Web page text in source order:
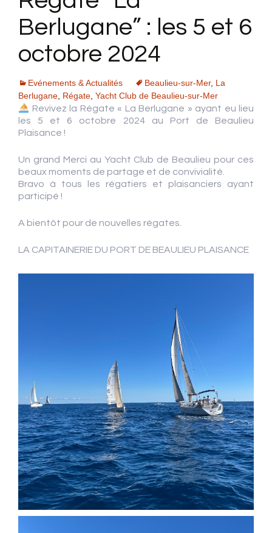
Berlugane” : les 5 et 6
octobre 2024
Evénements & Actualités Beaulieu-sur-Mer, La
Berlugane Régate Yacht Club de Beaulieu-sur-Mer
Revivez la Régate « La Berlugane » ayant eu lieu
les 5 et 6 octobre 2024 au Port de Beaulieu
Plaisance !
Un grand Merci au Yacht Club de Beaulieu pour ces
beaux moments de partage et de convivialité.
Bravo à tous les régatiers et plaisanciers ayant
participé !
A bientôt pour de nouvelles régates.
LA CAPITAINERIE DU PORT DE BEAULIEU PLAISANCE